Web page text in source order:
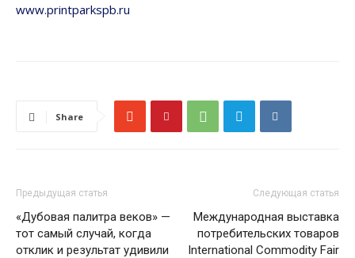
www.printparkspb.ru
Share
Предыдущая статья
«Дубовая палитра веков» —
тот самый случай, когда
отклик и результат удивили
Следующая статья
Международная выставка
потребительских товаров
International Commodity Fair